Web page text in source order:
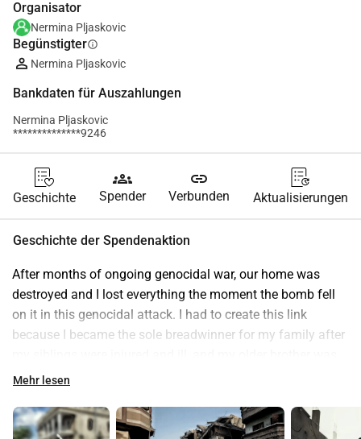
Organisator
Nermina Pljaskovic
Begünstigterinfo
Nermina Pljaskovic
Bankdaten für Auszahlungen
Nermina Pljaskovic
**************9246
Geschichte
groups
Spender
link
Verbunden Aktualisierungen
Geschichte der Spendenaktion
After months of ongoing genocidal war, our home was
destroyed and I lost everything the moment the bomb fell
on it in this genocidal attack. I had to create this link
because I became the sole breadwinner for my family after
captured. Helping me is no longer an option; it has now
appreciated. I ask for this with a heavy heart, so that my
family and I can survive and begin to build a new life. With
Mehr lesen